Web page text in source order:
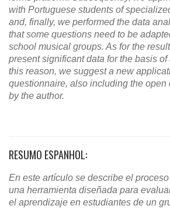
with Portuguese students of
and, finally, we performed the data
that some questions need to be
school musical groups. As for the
present significant data for the basis
this reason, we suggest a new
questionnaire, also including the open
by the author.
RESUMO ESPANHOL:
En este artículo se describe el
una herramienta diseñada para
el aprendizaje en estudiantes de un